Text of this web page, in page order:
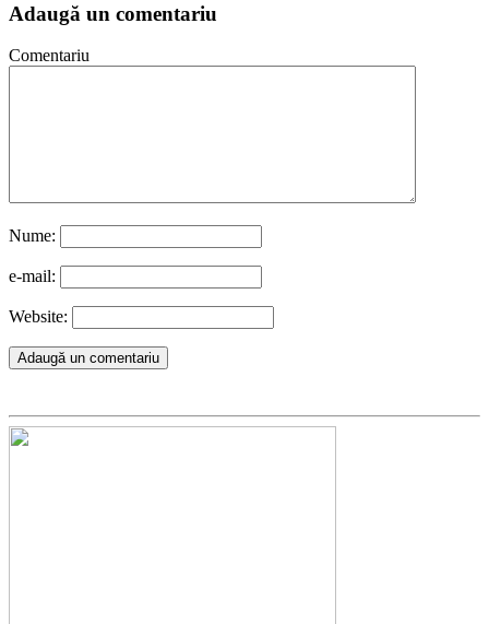
Adaugă un comentariu
Comentariu
Nume:
e-mail:
Website: